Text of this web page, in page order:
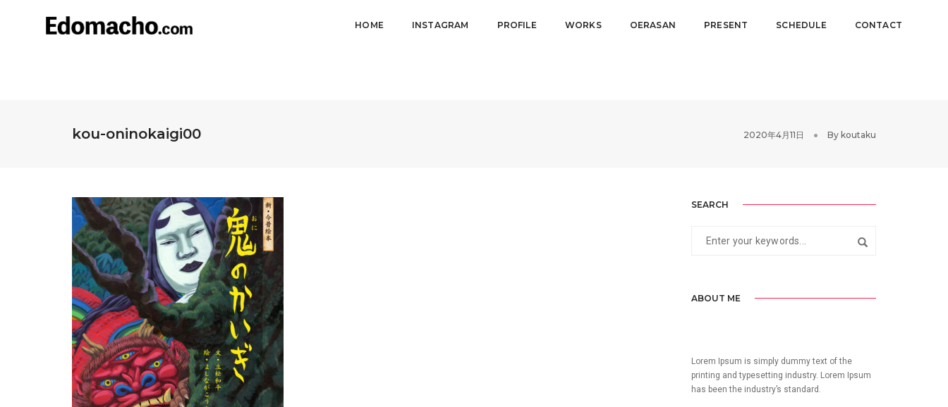
HOME INSTAGRAM PROFILE WORKS OERASAN PRESENT SCHEDULE CONTACT
kou-oninokaigi00 2020年4月11日 By koutaku
SEARCH
ABOUT ME
Lorem Ipsum is simply dummy text of the
printing and typesetting industry. Lorem Ipsum
has been the industry’s standard.